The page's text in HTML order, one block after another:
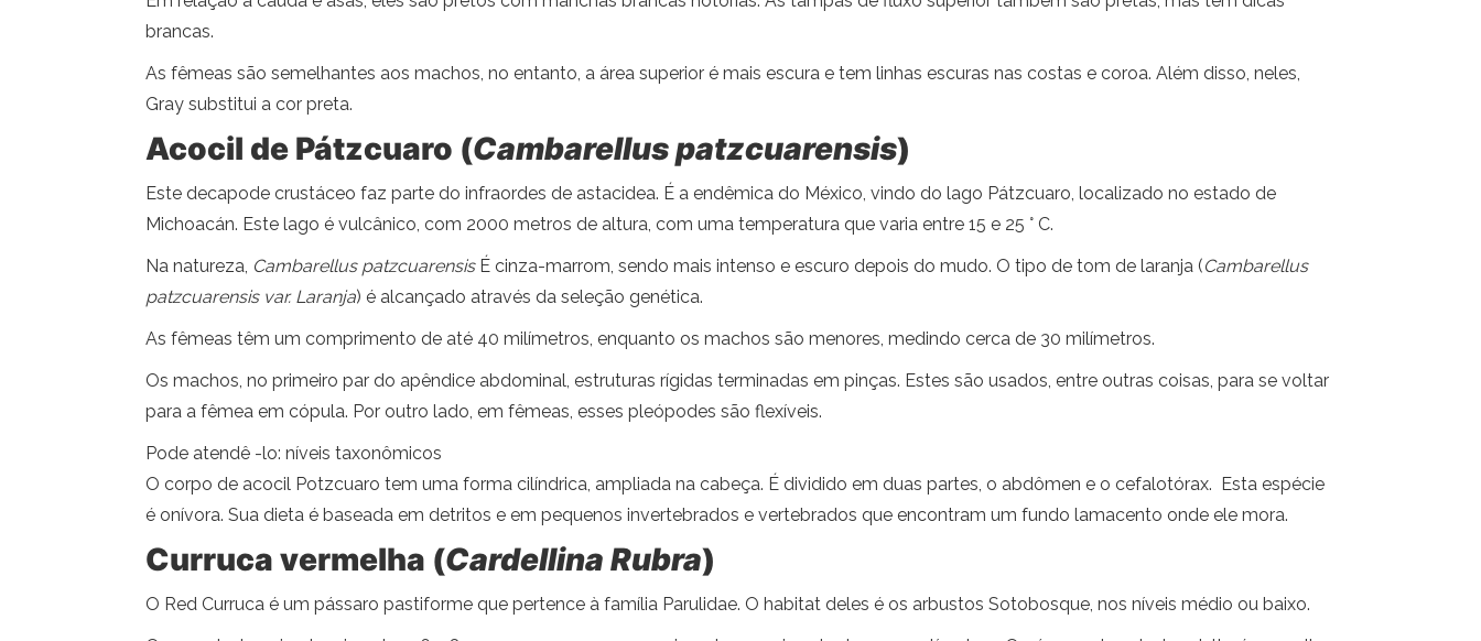
brancas.
As fêmeas são semelhantes aos machos, no entanto, a área superior é mais escura e tem linhas escuras nas costas e coroa. Além disso, neles,
Gray substitui a cor preta.
Acocil de Pátzcuaro (Cambarellus patzcuarensis)
Este decapode crustáceo faz parte do infraordes de astacidea. É a endêmica do México, vindo do lago Pátzcuaro, localizado no estado de
Michoacán. Este lago é vulcânico, com 2000 metros de altura, com uma temperatura que varia entre 15 e 25 ° C.
Na natureza, Cambarellus patzcuarensisÉ cinza-marrom, sendo mais intenso e escuro depois do mudo. O tipo de tom de laranja (Cambarellus
patzcuarensis var. Laranja) é alcançado através da seleção genética.
As fêmeas têm um comprimento de até 40 milímetros, enquanto os machos são menores, medindo cerca de 30 milímetros.
Os machos, no primeiro par do apêndice abdominal, estruturas rígidas terminadas em pinças. Estes são usados, entre outras coisas, para se voltar
para a fêmea em cópula. Por outro lado, em fêmeas, esses pleópodes são flexíveis.
Pode atendê -lo: níveis taxonômicos
O corpo de acocil Potzcuaro tem uma forma cilíndrica, ampliada na cabeça. É dividido em duas partes, o abdômen e o cefalotórax. Esta espécie
é onívora. Sua dieta é baseada em detritos e em pequenos invertebrados e vertebrados que encontram um fundo lamacento onde ele mora.
Curruca vermelha (Cardellina Rubra)
O Red Curruca é um pássaro pastiforme que pertence à família Parulidae. O habitat deles é os arbustos Sotobosque, nos níveis médio ou baixo.